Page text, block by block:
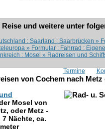
und weitere unter
: Saarland : Saarbrücken »
» Formular : Fahrrad :
: Mosel » Radreisen und
Termine
von Cochem nach
Mosel von
oder Metz -
7 Nächte, ca.